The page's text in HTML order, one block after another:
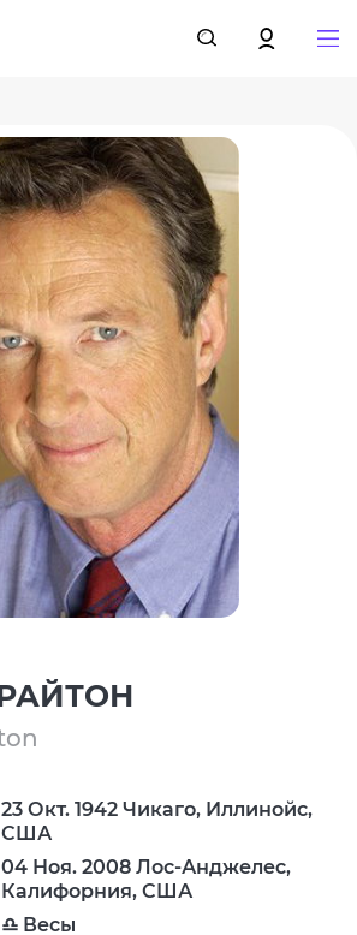
23 Окт. 1942 Чикаго, Иллинойс,
США
04 Ноя. 2008 Лос-Анджелес,
Калифорния, США
♎ Весы